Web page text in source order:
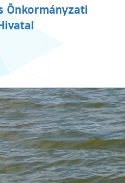
Önkormányzati